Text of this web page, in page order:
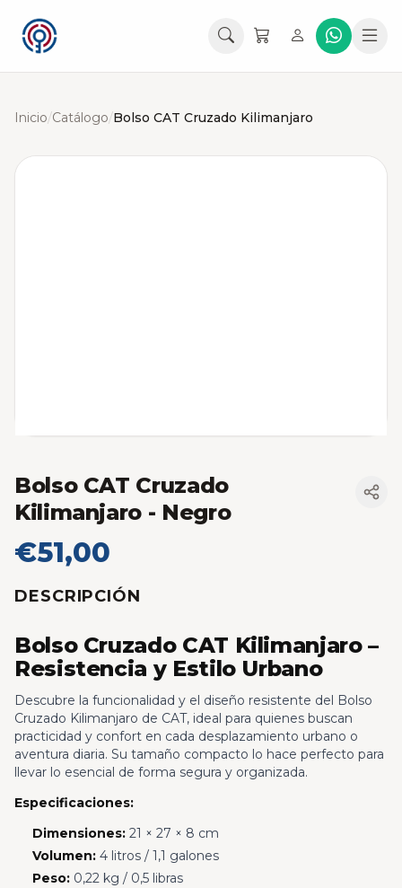
Inicio/Catálogo/Bolso CAT Cruzado Kilimanjaro
Bolso CAT Cruzado
Kilimanjaro - Negro
€51,00
DESCRIPCIÓN
Bolso Cruzado CAT Kilimanjaro –
Resistencia y Estilo Urbano
Descubre la funcionalidad y el diseño resistente del Bolso
Cruzado Kilimanjaro de CAT, ideal para quienes buscan
practicidad y confort en cada desplazamiento urbano o
aventura diaria. Su tamaño compacto lo hace perfecto para
llevar lo esencial de forma segura y organizada.
Especificaciones:
Dimensiones:21 × 27 × 8 cm
Volumen:4 litros / 1,1 galones
Peso:0,22 kg / 0,5 libras